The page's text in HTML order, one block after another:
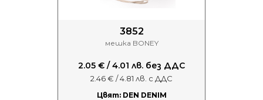
3852
мешка BONEY
2.05 € / 4.01 лв. без ДДС
2.46 € / 4.81 лв. с ДДС
Цвят: DEN DENIM